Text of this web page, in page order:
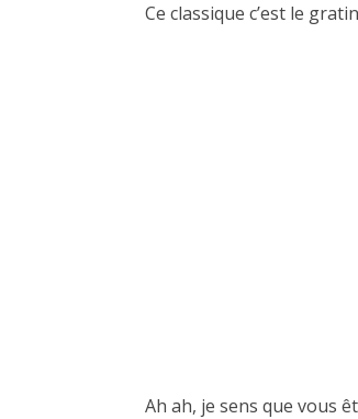
Ce classique c’est le
Ah ah, je sens que vous